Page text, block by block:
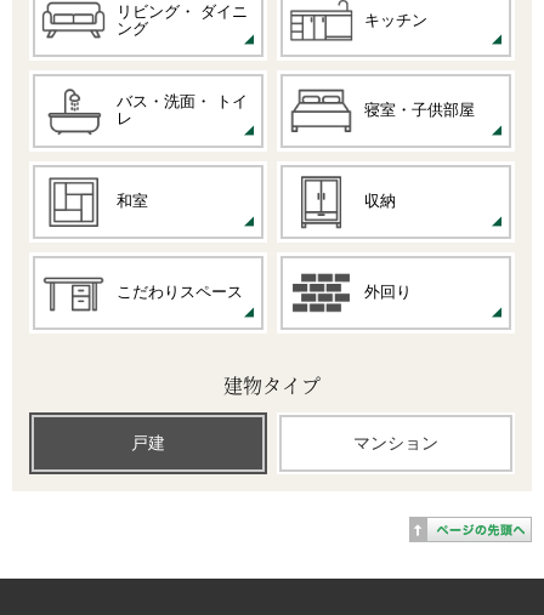
リビング・
ダイニ
ング
キッチン
バス・洗面・
トイ
レ
寝室・子供部屋
和室 収納
こだわりスペース 外回り
建物タイプ
戸建 マンション